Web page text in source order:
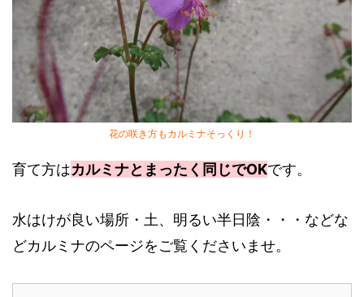
花の咲き方もカルミナそっくり！
育て方はカルミナとまったく同じでOKです。
水はけが良い場所・土、明るい半日陰・・・などな
どカルミナのページをご覧くださいませ。